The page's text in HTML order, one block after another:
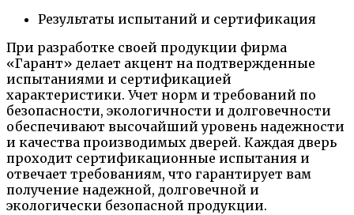
Результаты испытаний и сертификация
При разработке своей продукции фирма
«Гарант» делает акцент на подтвержденные
испытаниями и сертификацией
характеристики. Учет норм и требований по
безопасности, экологичности и долговечности
обеспечивают высочайший уровень надежности
и качества производимых дверей. Каждая дверь
проходит сертификационные испытания и
отвечает требованиям, что гарантирует вам
получение надежной, долговечной и
экологически безопасной продукции.